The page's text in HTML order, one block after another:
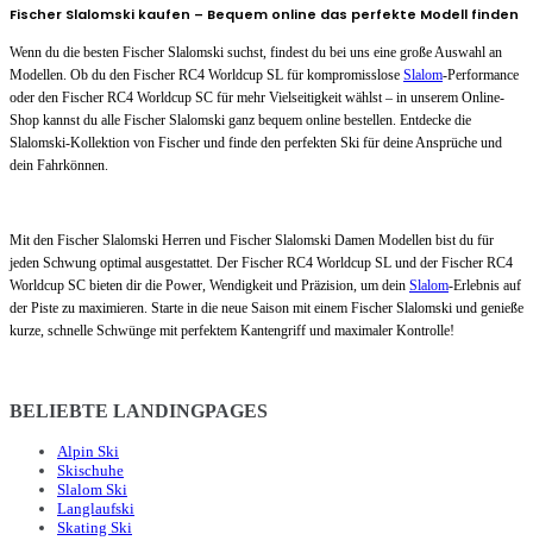
Fischer Slalomski kaufen – Bequem online das perfekte Modell finden
Wenn du die besten Fischer Slalomski suchst, findest du bei uns eine große Auswahl an
Modellen. Ob du den Fischer RC4 Worldcup SL für kompromisslose Slalom-Performance
oder den Fischer RC4 Worldcup SC für mehr Vielseitigkeit wählst – in unserem Online-
Shop kannst du alle Fischer Slalomski ganz bequem online bestellen. Entdecke die
Slalomski-Kollektion von Fischer und finde den perfekten Ski für deine Ansprüche und
dein Fahrkönnen.
Mit den Fischer Slalomski Herren und Fischer Slalomski Damen Modellen bist du für
jeden Schwung optimal ausgestattet. Der Fischer RC4 Worldcup SL und der Fischer RC4
Worldcup SC bieten dir die Power, Wendigkeit und Präzision, um dein Slalom-Erlebnis auf
der Piste zu maximieren. Starte in die neue Saison mit einem Fischer Slalomski und genieße
kurze, schnelle Schwünge mit perfektem Kantengriff und maximaler Kontrolle!
BELIEBTE LANDINGPAGES
Alpin Ski
Skischuhe
Slalom Ski
Langlaufski
Skating Ski